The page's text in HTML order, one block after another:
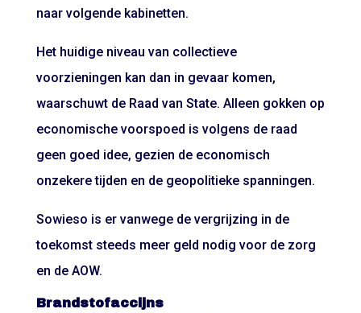
naar volgende kabinetten.
Het huidige niveau van collectieve
voorzieningen kan dan in gevaar komen,
waarschuwt de Raad van State. Alleen gokken op
economische voorspoed is volgens de raad
geen goed idee, gezien de economisch
onzekere tijden en de geopolitieke spanningen.
Sowieso is er vanwege de vergrijzing in de
toekomst steeds meer geld nodig voor de zorg
en de AOW.
Brandstofaccijns